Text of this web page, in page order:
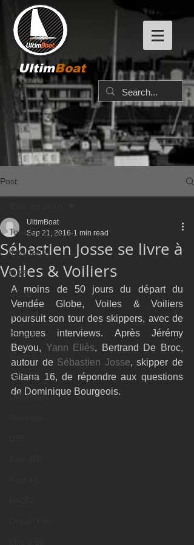
UltimBoat
Post
Tous les posts
IMOCA60
M32
GC32
Diam24
Class40
Mach 6.50
Farr 30
ORMA60
Sébastien Josse se livre à
Voiles & Voiliers
UltimBoat
Sep 21, 2016 1 min read
A moins de 50 jours du départ du
Vendée Globe, Voiles & Voiliers
poursuit son tour des skippers, avec de
longues interviews. Après Jérémy
Beyou, Yann Eliès, Bertrand De Broc,
autour de Sébastien Josse, skipper de
Gitana 16, de répondre aux questions
de Dominique Bourgeois.